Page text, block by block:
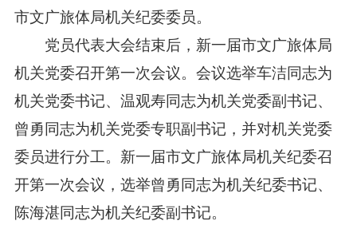
市文广旅体局机关纪委委员。
党员代表大会结束后，新一届市文广旅体局
机关党委召开第一次会议。会议选举车洁同志为
机关党委书记、温观寿同志为机关党委副书记、
曾勇同志为机关党委专职副书记，并对机关党委
委员进行分工。新一届市文广旅体局机关纪委召
开第一次会议，选举曾勇同志为机关纪委书记、
陈海湛同志为机关纪委副书记。